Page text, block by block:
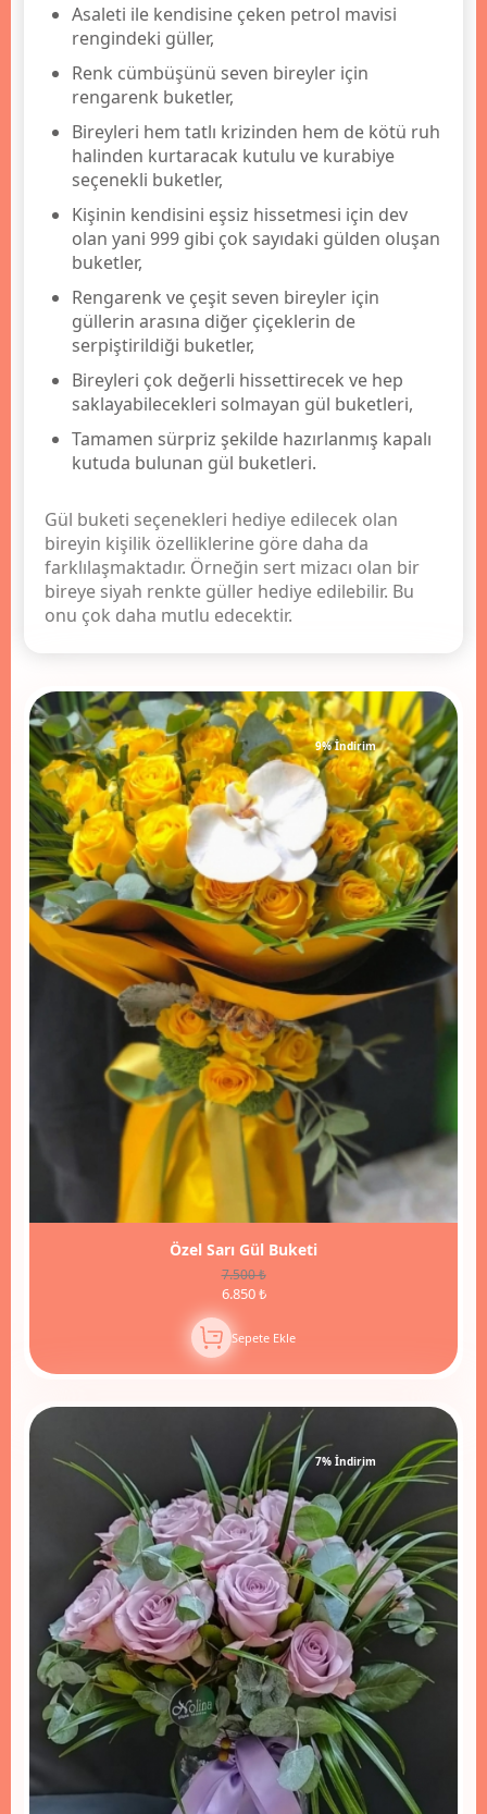
Asaleti ile kendisine çeken petrol mavisi
rengindeki güller,
Renk cümbüşünü seven bireyler için
rengarenk buketler,
Bireyleri hem tatlı krizinden hem de kötü ruh
halinden kurtaracak kutulu ve kurabiye
seçenekli buketler,
Kişinin kendisini eşsiz hissetmesi için dev
olan yani 999 gibi çok sayıdaki gülden oluşan
buketler,
Rengarenk ve çeşit seven bireyler için
güllerin arasına diğer çiçeklerin de
serpiştirildiği buketler,
Bireyleri çok değerli hissettirecek ve hep
saklayabilecekleri solmayan gül buketleri,
Tamamen sürpriz şekilde hazırlanmış kapalı
kutuda bulunan gül buketleri.
Gül buketi seçenekleri hediye edilecek olan
bireyin kişilik özelliklerine göre daha da
farklılaşmaktadır. Örneğin sert mizacı olan bir
bireye siyah renkte güller hediye edilebilir. Bu
onu çok daha mutlu edecektir.
9% İndirim
Özel Sarı Gül Buketi
7.500 ₺
6.850 ₺
Sepete Ekle
7% İndirim